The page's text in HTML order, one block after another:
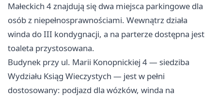
Małeckich 4 znajdują się dwa miejsca parkingowe dla
osób z niepełnosprawnościami. Wewnątrz działa
winda do III kondygnacji, a na parterze dostępna jest
toaleta przystosowana.
Budynek przy ul. Marii Konopnickiej 4 — siedziba
Wydziału Ksiąg Wieczystych — jest w pełni
dostosowany: podjazd dla wózków, winda na